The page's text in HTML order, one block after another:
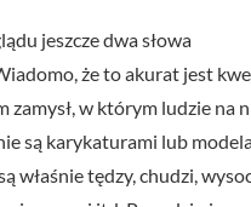
jeszcze dwa słowa
że to akurat jest
zamysł, w którym ludzie na
są karykaturami lub
właśnie tędzy, chudzi,